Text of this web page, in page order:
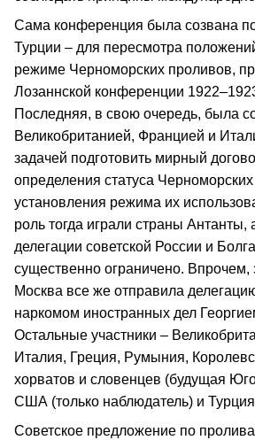
Сама конференция была созвана
Турции – для пересмотра
режиме Черноморских проливов,
Лозаннской конференции
Последняя, в свою очередь, была
Великобританией, Францией и
задачей подготовить мирный
определения статуса
установления режима их
роль тогда играли страны Антанты,
делегации советской России и
существенно ограничено. Впрочем,
Москва все же отправила
наркомом иностранных дел
Остальные участники –
Италия, Греция, Румыния,
хорватов и словенцев (будущая
США (только наблюдатель) и
Советское предложение по